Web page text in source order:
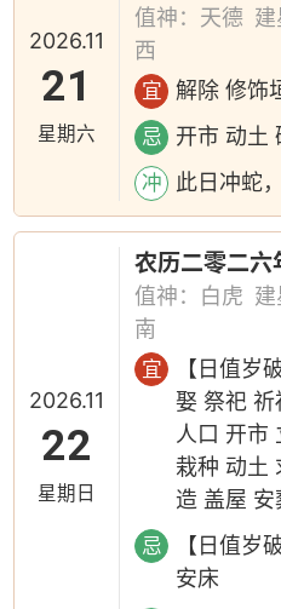
2026.11
21
星期六
值神：天德 建
西
宜 解除 修饰
忌 开市 动土
冲 此日冲蛇
2026.11
22
星期日
农历二零二六
值神：白虎 建
南
宜
【日值岁
娶 祭祀
人口 开市
栽种 动土
造 盖屋 安
忌
【日值岁
安床